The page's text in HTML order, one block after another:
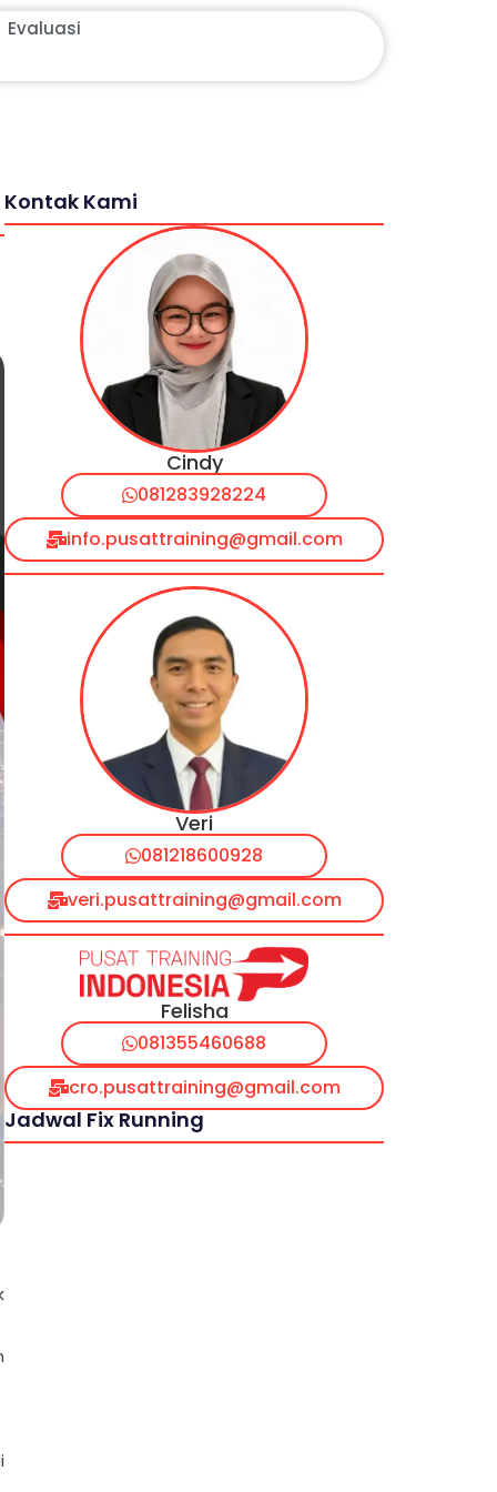
Evaluasi
Kontak Kami
Cindy
081283928224
info.pusattraining@gmail.com
Veri
081218600928
veri.pusattraining@gmail.com
Felisha
081355460688
cro.pusattraining@gmail.com
Jadwal Fix Running